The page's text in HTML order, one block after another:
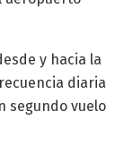
y hacia la
diaria
segundo vuelo